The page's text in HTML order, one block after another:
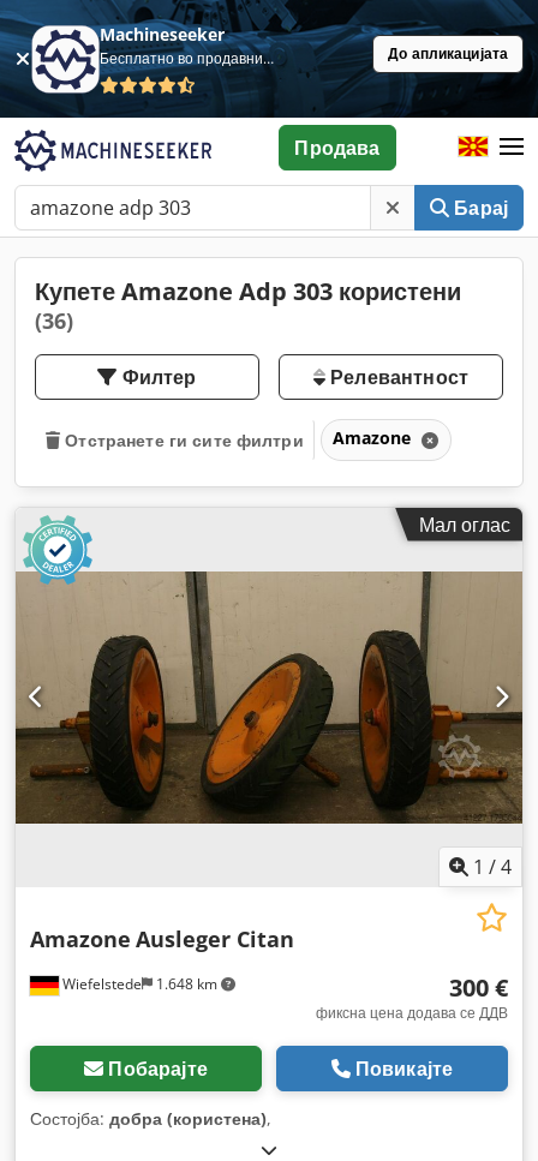
Machineseeker
Бесплатно во продавница До апликацијата
Барај
Продава
Купете Amazone Adp 303 користени
(36)
Филтер Релевантност
Отстранете ги сите филтри Amazone
Мал оглас
1 /4
Wiefelstede 1.648 km
Amazone Ausleger Citan
300 €
фиксна цена додава се ДДВ
Побарајте Повикајте
Состојба: добра (користена),